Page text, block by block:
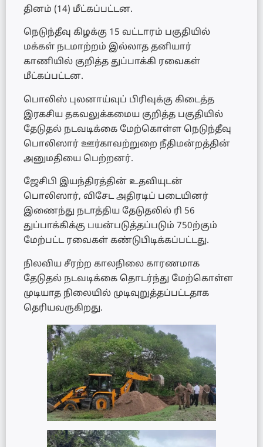
தினம் (14) மீட்கப்பட்டன.
நெடுந்தீவு கிழக்கு 15 வட்டாரம் பகுதியில்
மக்கள் நடமாற்றம் இல்லாத தனியார்
காணியில் குறித்த துப்பாக்கி ரவைகள்
மீட்கப்பட்டன.
பொலிஸ் புலனாய்வுப் பிரிவுக்கு கிடைத்த
இரகசிய தகவலுக்கமைய குறித்த பகுதியில்
தேடுதல் நடவடிக்கை மேற்கொள்ள நெடுந்தீவு
பொலிஸார் ஊர்காவற்றுறை நீதிமன்றத்தின்
அனுமதியை பெற்றனர்.
ஜேசிபி இயந்திரத்தின் உதவியுடன்
பொலிஸார், விசேட அதிரடிப் படையினர்
இணைந்து நடாத்திய தேடுதலில் ரி 56
துப்பாக்கிக்கு பயன்படுத்தப்படும் 750ற்கும்
மேற்பட்ட ரவைகள் கண்டுபிடிக்கப்பட்டது.
நிலவிய சீரற்ற காலநிலை காரணமாக
தேடுதல் நடவடிக்கை தொடர்ந்து மேற்கொள்ள
முடியாத நிலையில் முடிவுறுத்தப்பட்டதாக
தெரியவருகிறது.